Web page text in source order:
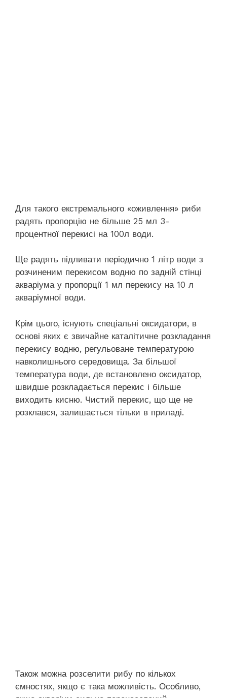
Для такого екстремального «оживлення» риби
радять пропорцію не більше 25 мл 3-
процентної перекисі на 100л води.
Ще радять підливати періодично 1 літр води з
розчиненим перекисом водню по задній стінці
акваріума у пропорції 1 мл перекису на 10 л
акваріумної води.
Крім цього, існують спеціальні оксидатори, в
основі яких є звичайне каталітичне розкладання
перекису водню, регульоване температурою
навколишнього середовища. За більшої
температура води, де встановлено оксидатор,
швидше розкладається перекис і більше
виходить кисню. Чистий перекис, що ще не
розклався, залишається тільки в приладі.
Також можна розселити рибу по кількох
ємностях, якщо є така можливість. Особливо,